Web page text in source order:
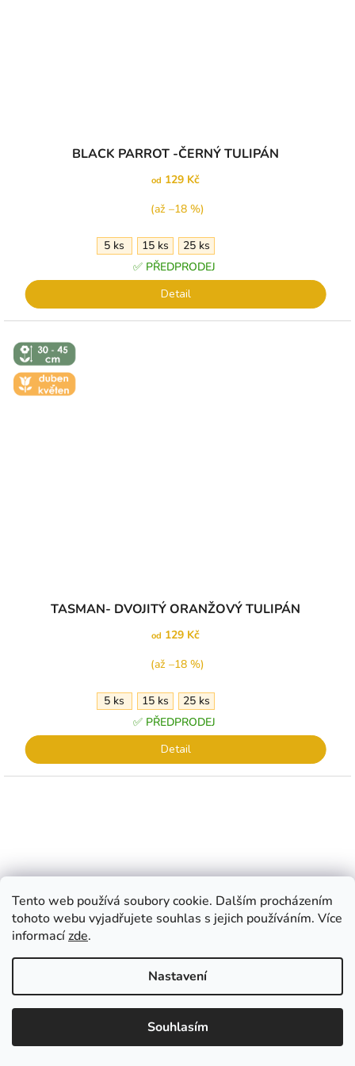
Tento web používá soubory cookie. Dalším procházením
tohoto webu vyjadřujete souhlas s jejich používáním. Více
informacízde.
Nastavení
Souhlasím
BLACK PARROT -ČERNÝ TULIPÁN
od 129 Kč
(až –18 %)
5 ks 15 ks
25 ks
✅ PŘEDPRODEJ
Detail
↕️ VÝŠKA 30
- 45 CM
🌼 KVĚT -
DUBEN-
KVĚTEN
TASMAN- DVOJITÝ ORANŽOVÝ TULIPÁN
od 129 Kč
(až –18 %)
5 ks 15 ks
25 ks
✅ PŘEDPRODEJ
Detail
Průměrné
CZK
�esko